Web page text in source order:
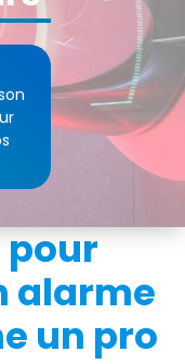
alarme
un pro